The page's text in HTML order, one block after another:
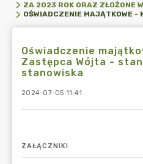
ZA 2023 ROK ORAZ ZŁOŻONE
Oświadczenie
Zastępca Wójta -
stanowiska
2024-07-05 11:41
ZAŁĄCZNIKI